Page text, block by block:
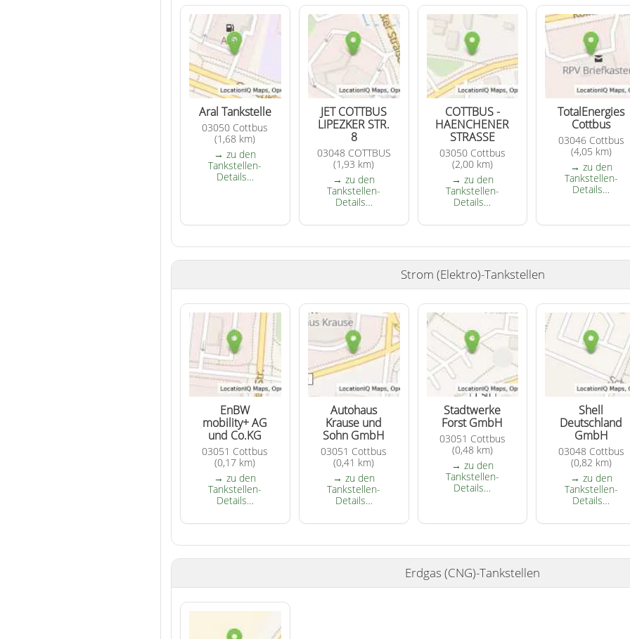
Aral Tankstelle
03050 Cottbus
(1,68 km)
→ zu den
Tankstellen-
Details…
JET COTTBUS
LIPEZKER STR.
8
03048 COTTBUS
(1,93 km)
→ zu den
Tankstellen-
Details…
COTTBUS -
HAENCHENER
STRASSE
03050 Cottbus
(2,00 km)
→ zu den
Tankstellen-
Details…
TotalEnergies
Cottbus
03046 Cottbus
(4,05 km)
→ zu den
Tankstellen-
Details…
Strom (Elektro)-Tankstellen
EnBW
mobility+ AG
und Co.KG
03051 Cottbus
(0,17 km)
→ zu den
Tankstellen-
Details…
Autohaus
Krause und
Sohn GmbH
03051 Cottbus
(0,41 km)
→ zu den
Tankstellen-
Details…
Stadtwerke
Forst GmbH
03051 Cottbus
(0,48 km)
→ zu den
Tankstellen-
Details…
Shell
Deutschland
GmbH
03048 Cottbus
(0,82 km)
→ zu den
Tankstellen-
Details…
Erdgas (CNG)-Tankstellen